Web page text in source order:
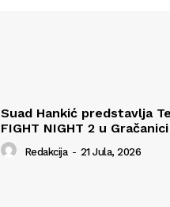
Suad Hankić predstavlja
FIGHT NIGHT 2 u Gračanici
Redakcija - 21 Jula, 2026